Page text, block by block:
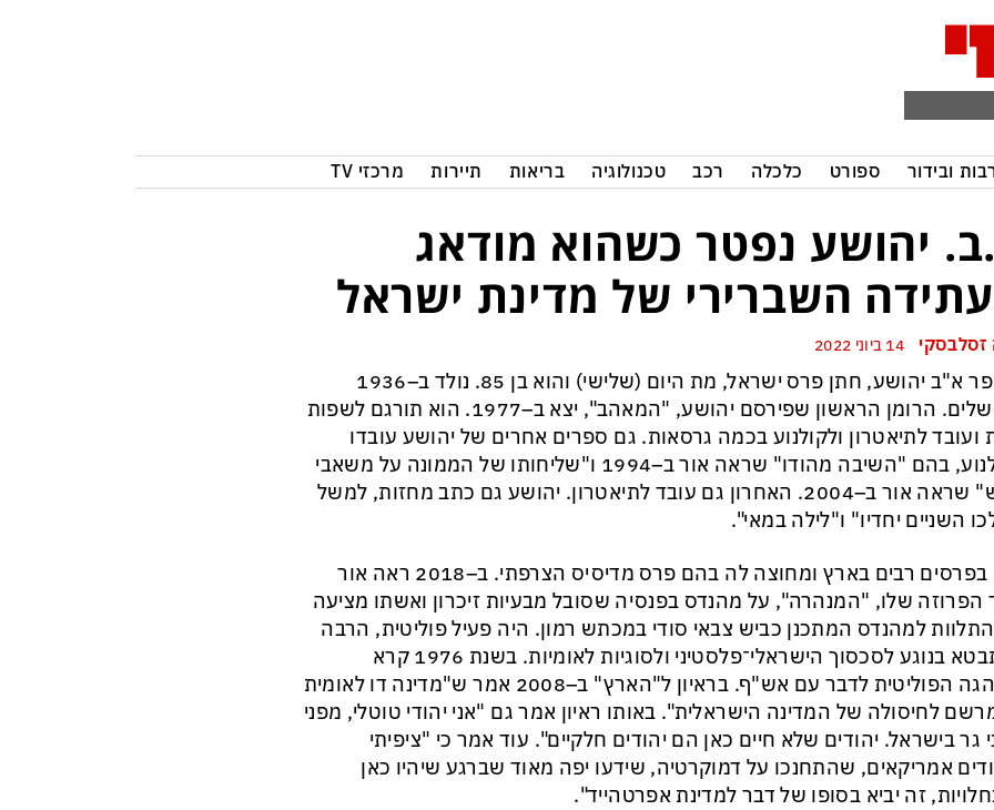
ובידור ספורט כלכלה רכב טכנולוגיה בריאות תיירות מרכזי TV
יהושע נפטר כשהוא מודאג
השברירי של מדינת ישראל
זסלבסקי
הסופר א"ב יהושע, חתן פרס ישראל, מת היום (שלישי) והוא בן 85. נולד ב–1936
בירושלים. הרומן הראשון שפירסם יהושע, "המאהב", יצא ב–1977. הוא תורגם לשפות
ועובד לתיאטרון ולקולנוע בכמה גרסאות. גם ספרים אחרים של יהושע עובדו
לקולנוע, בהם "השיבה מהודו" שראה אור ב–1994 ו"שליחותו של הממונה על משאבי
אנוש" שראה אור ב–2004. האחרון גם עובד לתיאטרון. יהושע גם כתב מחזות, למשל
השניים יחדיו" ו"לילה במאי".
זכה בפרסים רבים בארץ ומחוצה לה בהם פרס מדיסיס הצרפתי. ב–2018 ראה אור
הפרוזה שלו, "המנהרה", על מהנדס בפנסיה שסובל מבעיות זיכרון ואשתו מציעה
למהנדס המתכנן כביש צבאי סודי במכתש רמון. היה פעיל פוליטית, הרבה
להתבטא בנוגע לסכסוך הישראלי־פלסטיני ולסוגיות לאומיות. בשנת 1976 קרא
להנהגה הפוליטית לדבר עם אש"ף. בראיון ל"הארץ" ב–2008 אמר ש"מדינה דו לאומית
לחיסולה של המדינה הישראלית". באותו ראיון אמר גם "אני יהודי טוטלי, מפני
גר בישראל. יהודים שלא חיים כאן הם יהודים חלקיים". עוד אמר כי "ציפיתי
אמריקאים, שהתחנכו על דמוקרטיה, שידעו יפה מאוד שברגע שיהיו כאן
זה יביא בסופו של דבר למדינת אפרטהייד".